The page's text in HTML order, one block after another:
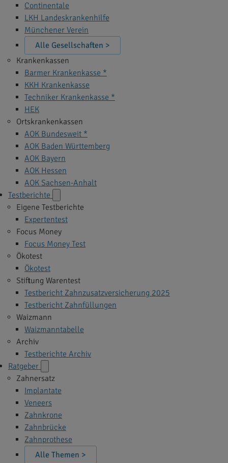
Continentale
LKH Landeskrankenhilfe
Münchener Verein
Alle Gesellschaften >
Krankenkassen
Barmer Krankenkasse *
KKH Krankenkasse
Techniker Krankenkasse *
HEK
Ortskrankenkassen
AOK Bundesweit *
AOK Baden Württemberg
AOK Bayern
AOK Hessen
AOK Sachsen-Anhalt
Testberichte
Eigene Testberichte
Expertentest
Focus Money
Focus Money Test
Ökotest
Ökotest
Stiftung Warentest
Testbericht Zahnzusatzversicherung 2025
Testbericht Zahnfüllungen
Waizmann
Waizmanntabelle
Archiv
Testberichte Archiv
Ratgeber
Zahnersatz
Implantate
Veneers
Zahnkrone
Zahnbrücke
Zahnprothese
Alle Themen >